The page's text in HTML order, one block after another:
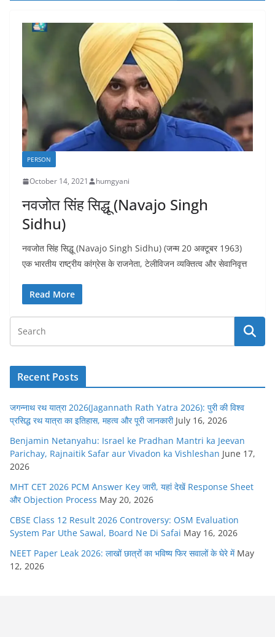
PERSON
October 14, 2021 humgyani
नवजोत सिंह सिद्धू (Navajo Singh
Sidhu)
नवजोत सिंह सिद्धू (Navajo Singh Sidhu) (जन्म 20 अक्टूबर 1963)
एक भारतीय राष्ट्रीय कांग्रेस के राजनेता, टेलीविजन व्यक्तित्व और सेवानिवृत्त
Read More
Recent Posts
जगन्नाथ रथ यात्रा 2026(Jagannath Rath Yatra 2026): पुरी की विश्व
प्रसिद्ध रथ यात्रा का इतिहास, महत्व और पूरी जानकारी July 16, 2026
Benjamin Netanyahu: Israel ke Pradhan Mantri ka Jeevan
Parichay, Rajnaitik Safar aur Vivadon ka Vishleshan June 17,
2026
MHT CET 2026 PCM Answer Key जारी, यहां देखें Response Sheet
और Objection Process May 20, 2026
CBSE Class 12 Result 2026 Controversy: OSM Evaluation
System Par Uthe Sawal, Board Ne Di Safai May 16, 2026
NEET Paper Leak 2026: लाखों छात्रों का भविष्य फिर सवालों के घेरे में May
12, 2026